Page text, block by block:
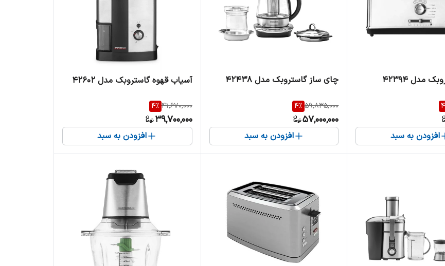
مدل 42394
4
افزودن به سبد
چای ساز گاستروبک مدل 42438
59,835,000
4%
57,000,000
افزودن به سبد
آسیاب قهوه گاستروبک مدل 42602
41,670,000
4%
39,700,000
افزودن به سبد